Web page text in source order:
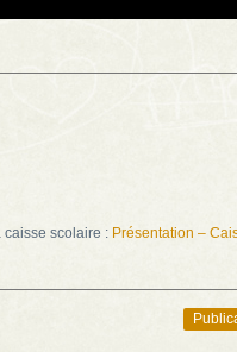
caisse scolaire : Présentation –